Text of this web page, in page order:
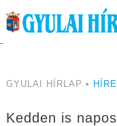
GYULAI HÍRLAP •
Kedden is